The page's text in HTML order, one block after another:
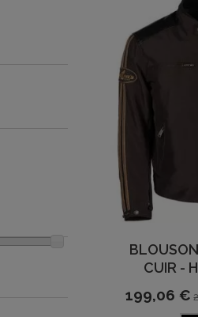
CUIR -
199,06 €